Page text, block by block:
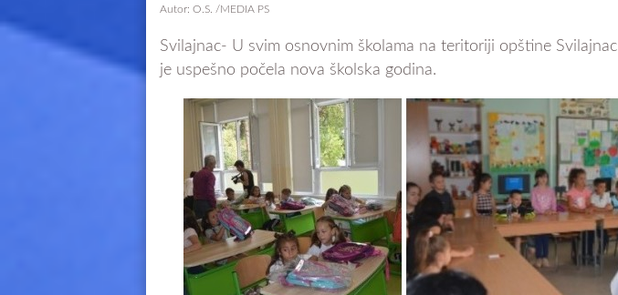
Autor: O.S. /MEDIA PS
Svilajnac- U svim osnovnim školama na teritoriji opštine Svilajnac
je uspešno počela nova školska godina.